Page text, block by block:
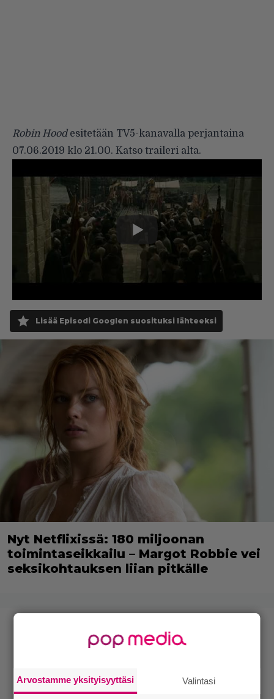
Robin Hoodesitetään TV5-kanavalla perjantaina
07.06.2019 klo 21.00. Katso traileri alta.
Lisää Episodi Googlen suosituksi lähteeksi
Nyt Netflixissä: 180 miljoonan
toimintaseikkailu – Margot Robbie vei
seksikohtauksen liian pitkälle
Arvostamme yksityisyyttäsi Valintasi